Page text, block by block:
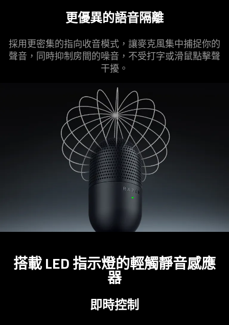
更優異的語音隔離
採用更密集的指向收音模式，讓麥克風集中捕捉你的
聲音，同時抑制房間的噪音，不受打字或滑鼠點擊聲
干擾。
搭載 LED 指示燈的輕觸靜音感應
器
即時控制